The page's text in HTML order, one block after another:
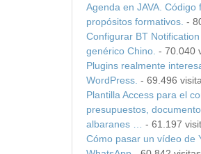
Agenda en JAVA. Código
propósitos formativos. -
Configurar BT
genérico Chino. - 70.040
Plugins realmente
WordPress. - 69.496
Plantilla Access para el
presupuestos,
albaranes …
- 61.197
Cómo pasar un vídeo de